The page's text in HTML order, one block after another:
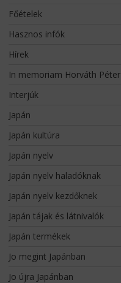
Főételek
Hasznos infók
Hírek
In memoriam Horváth Péter
Interjúk
Japán
Japán kultúra
Japán nyelv
Japán nyelv haladóknak
Japán nyelv kezdőknek
Japán tájak és látnivalók
Japán termékek
Jo megint Japánban
Jo újra Japánban